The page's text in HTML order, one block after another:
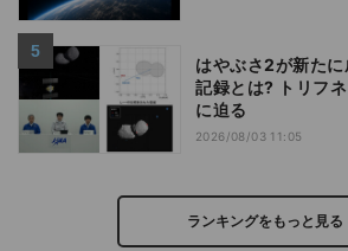
はやぶさ2が新た
記録とは? トリフ
に迫る
2026/08/03 11:05
ランキングをもっと見る